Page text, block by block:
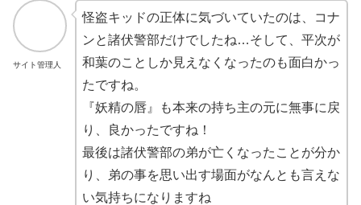
サイト管理人
怪盗キッドの正体に気づいていたのは、コナ
ンと諸伏警部だけでしたね…そして、平次が
和葉のことしか見えなくなったのも面白かっ
たですね。
『妖精の唇』も本来の持ち主の元に無事に戻
り、良かったですね！
最後は諸伏警部の弟が亡くなったことが分か
り、弟の事を思い出す場面がなんとも言えな
い気持ちになりますね